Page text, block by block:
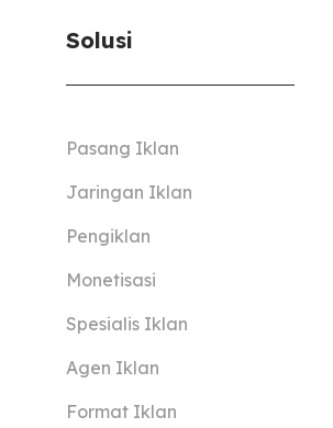
Solusi
Pasang Iklan
Jaringan Iklan
Pengiklan
Monetisasi
Spesialis Iklan
Agen Iklan
Format Iklan